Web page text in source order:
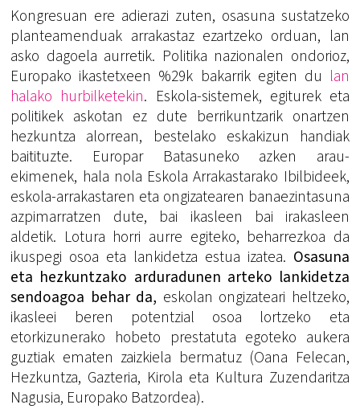
Kongresuan ere adierazi zuten, osasuna sustatzeko
planteamenduak arrakastaz ezartzeko orduan, lan
asko dagoela aurretik. Politika nazionalen ondorioz,
Europako ikastetxeen %29k bakarrik egiten du lan
halako hurbilketekin. Eskola-sistemek, egiturek eta
politikek askotan ez dute berrikuntzarik onartzen
hezkuntza alorrean, bestelako eskakizun handiak
baitituzte. Europar Batasuneko azken arau-
ekimenek, hala nola Eskola Arrakastarako Ibilbideek,
eskola-arrakastaren eta ongizatearen banaezintasuna
azpimarratzen dute, bai ikasleen bai irakasleen
aldetik. Lotura horri aurre egiteko, beharrezkoa da
ikuspegi osoa eta lankidetza estua izatea. Osasuna
eta hezkuntzako arduradunen arteko lankidetza
sendoagoa behar da, eskolan ongizateari heltzeko,
ikasleei beren potentzial osoa lortzeko eta
etorkizunerako hobeto prestatuta egoteko aukera
guztiak ematen zaizkiela bermatuz (Oana Felecan,
Hezkuntza, Gazteria, Kirola eta Kultura Zuzendaritza
Nagusia, Europako Batzordea).